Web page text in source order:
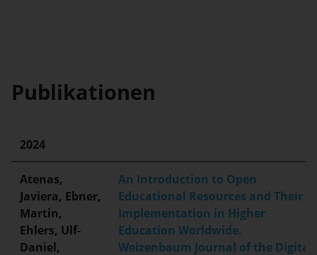
Publikationen
2024
Atenas,
Javiera, Ebner,
Martin,
Ehlers, Ulf-
Daniel,
An Introduction to Open
Educational Resources and Their
Implementation in Higher
Education Worldwide.
Weizenbaum Journal of the Digital